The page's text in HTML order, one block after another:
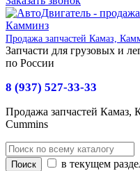
Продажа запчастей Камаз,
Запчасти для грузовых и
по России
8 (937) 527-33-33
Продажа запчастей Камаз,
Cummins
в текущем